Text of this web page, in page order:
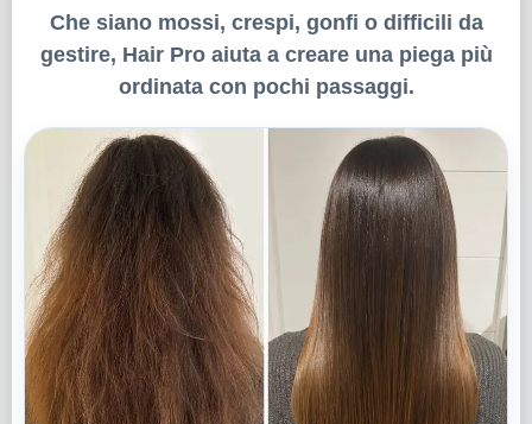
Che siano mossi, crespi, gonfi o difficili da
gestire, Hair Pro aiuta a creare una piega più
ordinata con pochi passaggi.